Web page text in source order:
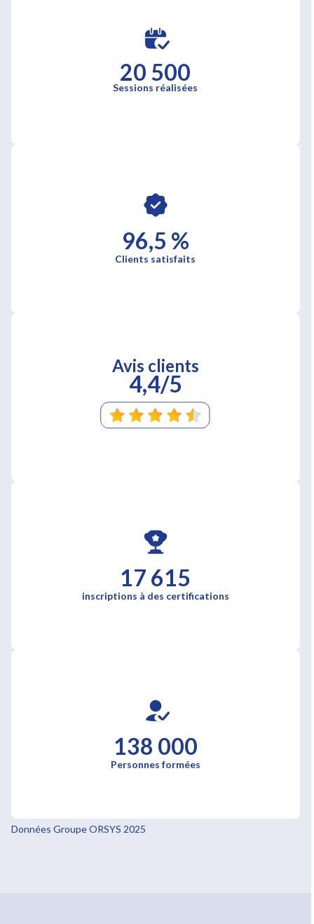
20 500
Sessions réalisées
96,5 %
Clients satisfaits
Avis clients
4,4/5
17 615
inscriptions à des certifications
138 000
Personnes formées
Données Groupe ORSYS 2025